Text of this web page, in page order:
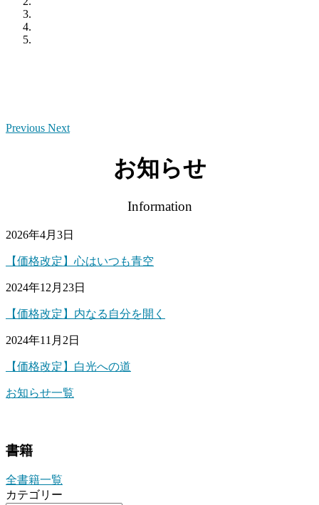
Previous Next
お知らせ
Information
2026年4月3日
【価格改定】心はいつも青空
2024年12月23日
【価格改定】内なる自分を開く
2024年11月2日
【価格改定】白光への道
お知らせ一覧
書籍
全書籍一覧
カテゴリー